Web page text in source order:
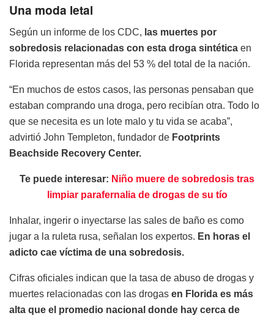
Una moda letal
Según un informe de los CDC, las muertes por
sobredosis relacionadas con esta droga sintética en
Florida representan más del 53 % del total de la nación.
“En muchos de estos casos, las personas pensaban que
estaban comprando una droga, pero recibían otra. Todo lo
que se necesita es un lote malo y tu vida se acaba”,
advirtió John Templeton, fundador de Footprints
Beachside Recovery Center.
Te puede interesar: Niño muere de sobredosis tras
limpiar parafernalia de drogas de su tío
Inhalar, ingerir o inyectarse las sales de baño es como
jugar a la ruleta rusa, señalan los expertos. En horas el
adicto cae víctima de una sobredosis.
Cifras oficiales indican que la tasa de abuso de drogas y
muertes relacionadas con las drogas en Florida es más
alta que el promedio nacional donde hay cerca de